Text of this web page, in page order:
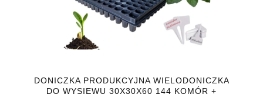
DONICZKA PRODUKCYJNA WIELODONICZKA
DO WYSIEWU 30X30X60 144 KOMÓR +